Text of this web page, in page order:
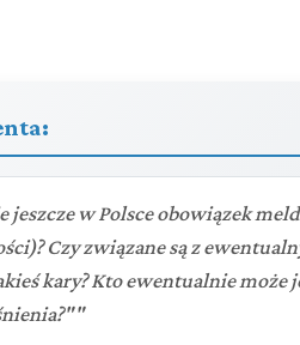
jeszcze w Polsce obowiązek
Czy związane są z
kary? Kto ewentualnie może